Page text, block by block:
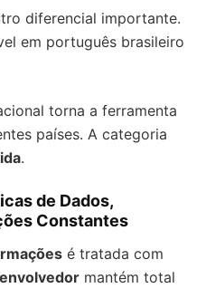
diferencial importante.
em português brasileiro
torna a ferramenta
países. A categoria
.
de Dados,
Constantes
é tratada com
mantém total